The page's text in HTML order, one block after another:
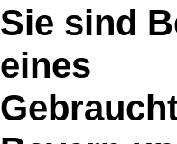
Sie sind
eines